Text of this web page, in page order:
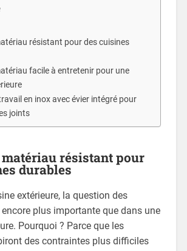
résistant pour des cuisines
facile à entretenir pour une
en inox avec évier intégré pour
joints
matériau résistant pour
durables
extérieure, la question des
plus importante que dans une
Pourquoi ? Parce que les
des contraintes plus difficiles